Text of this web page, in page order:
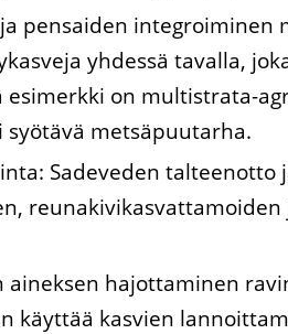
pensaiden integroiminen
yhdessä tavalla,
esimerkki on multistrata-
metsäpuutarha.
Sadeveden talteenotto
aineksen hajottaminen
käyttää kasvien